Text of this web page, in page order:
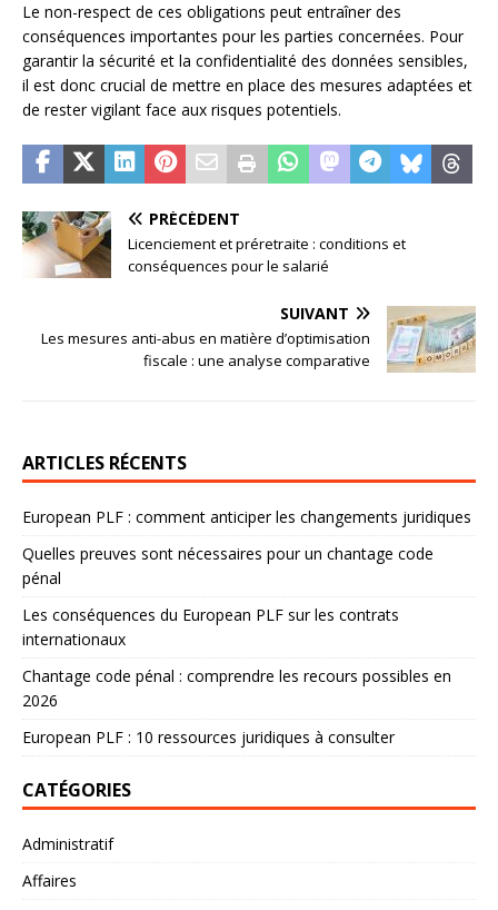
Le non-respect de ces obligations peut entraîner des
conséquences importantes pour les parties concernées. Pour
garantir la sécurité et la confidentialité des données sensibles,
il est donc crucial de mettre en place des mesures adaptées et
de rester vigilant face aux risques potentiels.
PRÉCÉDENT
Licenciement et préretraite : conditions et
conséquences pour le salarié
SUIVANT
Les mesures anti-abus en matière d’optimisation
fiscale : une analyse comparative
ARTICLES RÉCENTS
European PLF : comment anticiper les changements juridiques
Quelles preuves sont nécessaires pour un chantage code
pénal
Les conséquences du European PLF sur les contrats
internationaux
Chantage code pénal : comprendre les recours possibles en
2026
European PLF : 10 ressources juridiques à consulter
CATÉGORIES
Administratif
Affaires